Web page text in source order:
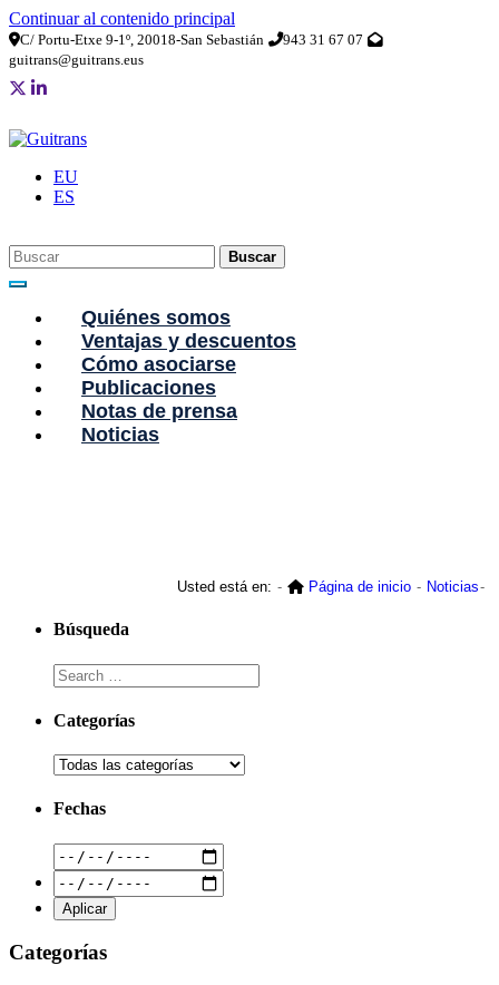
Continuar al contenido principal
C/ Portu-Etxe 9-1º, 20018-San Sebastián
943 31 67 07
guitrans@guitrans.eus
EU
ES
Buscar
Quiénes somos
Ventajas y descuentos
Cómo asociarse
Publicaciones
Notas de prensa
Noticias
Usted está en: Página de inicio Noticias
Búsqueda
Categorías
Fechas
Categorías